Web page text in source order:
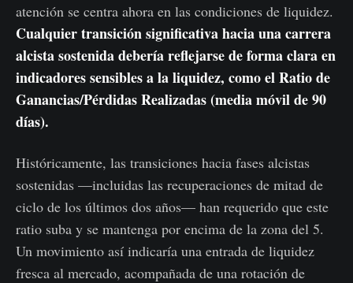
atención se centra ahora en las condiciones de liquidez.
Cualquier transición significativa hacia una carrera
alcista sostenida debería reflejarse de forma clara en
indicadores sensibles a la liquidez, como el Ratio de
Ganancias/Pérdidas Realizadas (media móvil de 90
días).
Históricamente, las transiciones hacia fases alcistas
sostenidas —incluidas las recuperaciones de mitad de
ciclo de los últimos dos años— han requerido que este
ratio suba y se mantenga por encima de la zona del 5.
Un movimiento así indicaría una entrada de liquidez
fresca al mercado, acompañada de una rotación de